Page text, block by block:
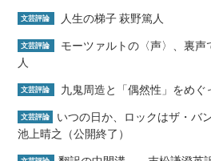
文芸評論 人生の梯子 萩野篤人
文芸評論
モーツァルトの〈声〉、裏
人
文芸評論 九鬼周造と「偶然性」をめぐ
文芸評論
いつの日か、ロックはザ・バ
池上晴之（公開終了）